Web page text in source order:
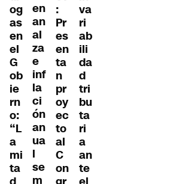
og
as
en
el
G
ob
ie
rn
o:
“L
a
mi
ta
en
an
al
za
e
inf
la
ci
ón
an
ua
l
se
m
:
Pr
es
en
ta
n
pr
oy
ec
to
al
C
on
va
ri
ab
ili
da
d
tri
bu
ta
ri
a
an
te